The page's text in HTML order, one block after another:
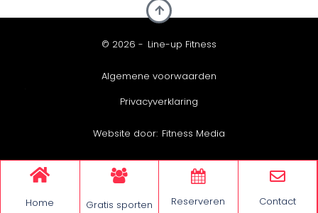
© 2026 - Line-up Fitness
Algemene voorwaarden
Privacyverklaring
Website door: Fitness Media
Home Gratis sporten Reserveren Contact